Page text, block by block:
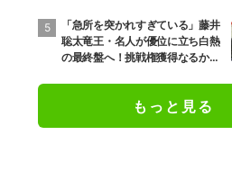
「急所を突かれすぎている」藤井
聡太竜王・名人が優位に立ち白熱
の最終盤へ！挑戦権獲得なるか、
もっと見る